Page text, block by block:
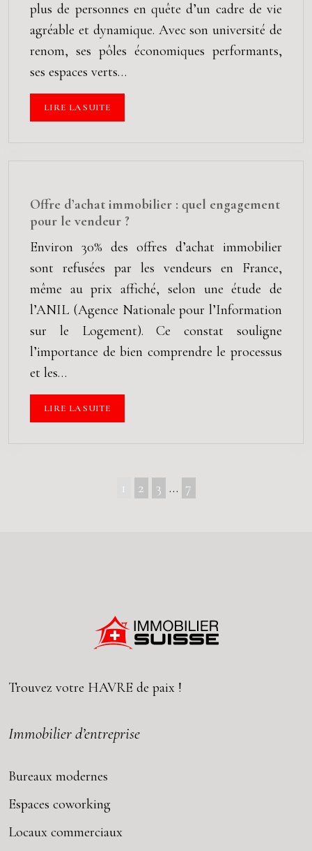
plus de personnes en quête d’un cadre de vie
agréable et dynamique. Avec son université de
renom, ses pôles économiques performants,
ses espaces verts…
LIRE LA SUITE
Offre d’achat immobilier : quel engagement
pour le vendeur ?
Environ 30% des offres d’achat immobilier
sont refusées par les vendeurs en France,
même au prix affiché, selon une étude de
l’ANIL (Agence Nationale pour l’Information
sur le Logement). Ce constat souligne
l’importance de bien comprendre le processus
et les…
LIRE LA SUITE
1 2 3 … 7
Trouvez votre HAVRE de paix !
Immobilier d’entreprise
Bureaux modernes
Espaces coworking
Locaux commerciaux